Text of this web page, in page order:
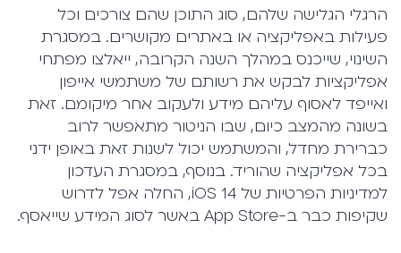
הרגלי הגלישה שלהם, סוג התוכן שהם צורכים וכל
פעילות באפליקציה או באתרים מקושרים. במסגרת
השינוי, שייכנס במהלך השנה הקרובה, ייאלצו מפתחי
אפליקציות לבקש את רשותם של משתמשי אייפון
ואייפד לאסוף עליהם מידע ולעקוב אחר מיקומם. זאת
בשונה מהמצב כיום, שבו הניטור מתאפשר לרוב
כברירת מחדל, והמשתמש יכול לשנות זאת באופן ידני
בכל אפליקציה שהוריד. בנוסף, במסגרת העדכון
למדיניות הפרטיות של iOS 14, החלה אפל לדרוש
שקיפות כבר ב-App Store באשר לסוג המידע שייאסף.